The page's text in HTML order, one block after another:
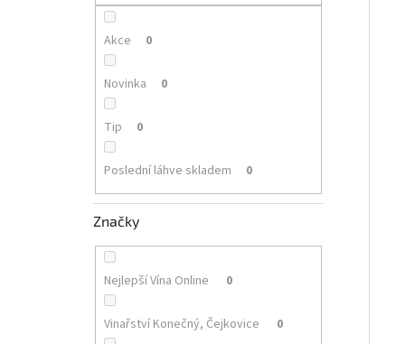
Akce 0
Novinka 0
Tip 0
Poslední láhve skladem 0
Značky
Nejlepší Vína Online 0
Vinařství Konečný, Čejkovice 0